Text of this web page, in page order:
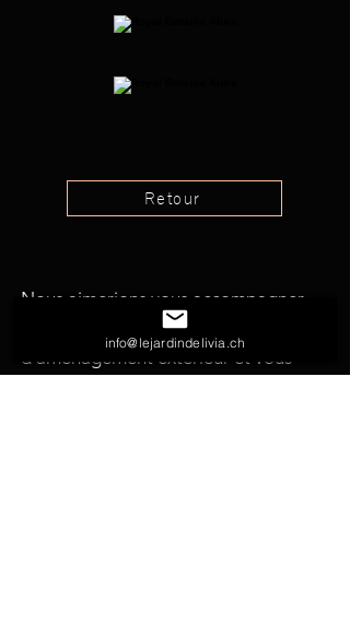
Retour
Nous aimerions vous accompagner
efficacement dans vos projets
d'aménagement extérieur et vous
info@lejardindelivia.ch